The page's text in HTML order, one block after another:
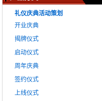
礼仪庆典活动策划
开业庆典
揭牌仪式
启动仪式
周年庆典
签约仪式
上线仪式